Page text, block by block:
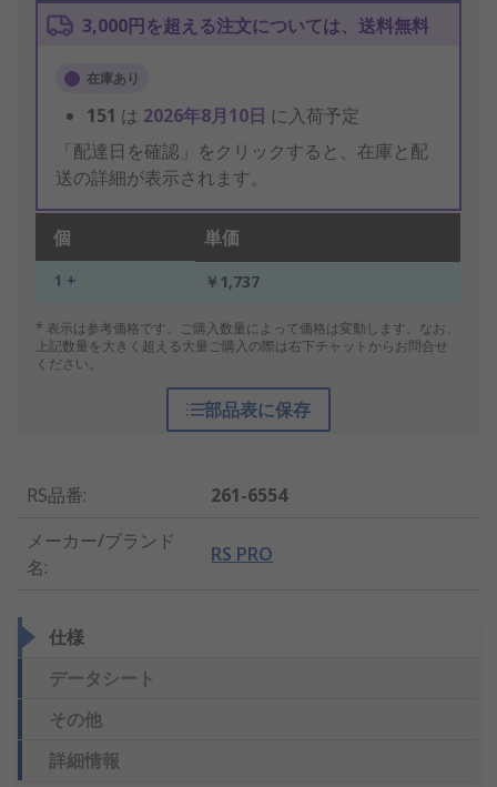
3,000円を超える注文については、送料無料
在庫あり
151 は 2026年8月10日 に入荷予定
「配達日を確認」をクリックすると、在庫と配
送の詳細が表示されます。
個 単価
1 + ￥1,737
* 表示は参考価格です。ご購入数量によって価格は変動します。なお、
上記数量を大きく超える大量ご購入の際は右下チャットからお問合せ
ください。
部品表に保存
RS品番:
261-6554
メーカー/ブランド
名:
RS PRO
仕様
データシート
その他
詳細情報